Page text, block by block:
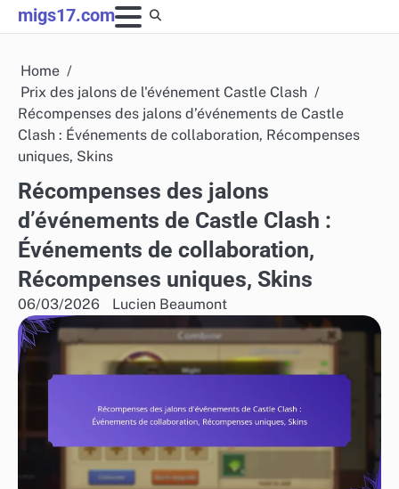
Skip
to
migs17.com
Home
Prix des jalons de l'événement Castle Clash
Récompenses des jalons d’événements de Castle
Clash : Événements de collaboration, Récompenses
uniques, Skins
Récompenses des jalons
d’événements de Castle Clash :
Événements de collaboration,
Récompenses uniques, Skins
06/03/2026 Lucien Beaumont